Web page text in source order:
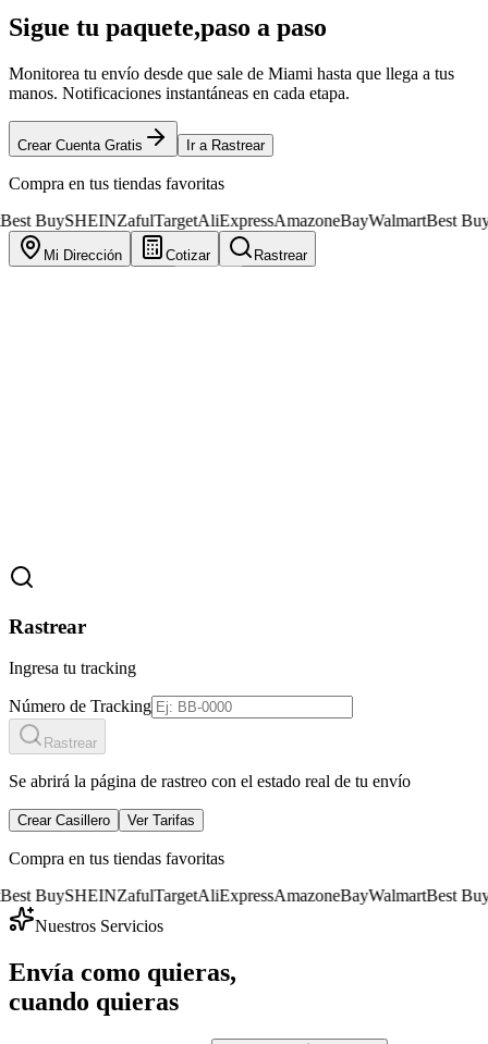
Sigue tu paquete,paso a paso
Monitorea tu envío desde que sale de Miami hasta que llega a tus
manos. Notificaciones instantáneas en cada etapa.
Crear Cuenta Gratis Ir a Rastrear
Compra en tus tiendas favoritas
SHEINZafulTargetAliExpressAmazoneBayWalmartBest BuySHEIN
Mi Dirección Cotizar Rastrear
Rastrear
Ingresa tu tracking
Número de Tracking
Rastrear
Se abrirá la página de rastreo con el estado real de tu envío
Crear Casillero Ver Tarifas
Compra en tus tiendas favoritas
SHEINZafulTargetAliExpressAmazoneBayWalmartBest BuySHEIN
Nuestros Servicios
Envía como quieras,
cuando quieras